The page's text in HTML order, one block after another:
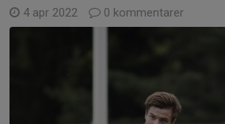
4 apr 2022 0 kommentarer